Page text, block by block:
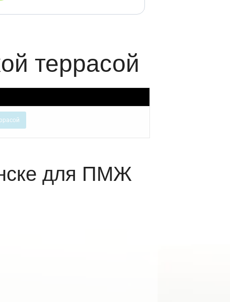
террасой
для ПМЖ